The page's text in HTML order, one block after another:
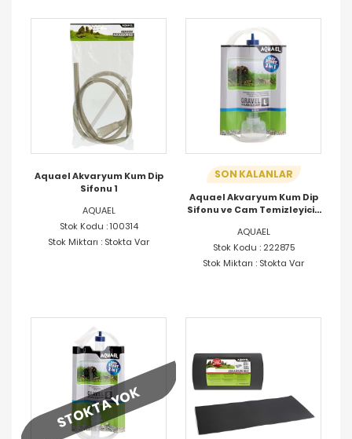
Aquael Akvaryum Kum Dip
Sifonu 1
AQUAEL
Stok Kodu : 100314
Stok Miktarı : Stokta Var
SON KALANLAR
Aquael Akvaryum Kum Dip
Sifonu ve Cam Temizleyici L
AQUAEL
Stok Kodu : 222875
Stok Miktarı : Stokta Var
STOKTA YOK